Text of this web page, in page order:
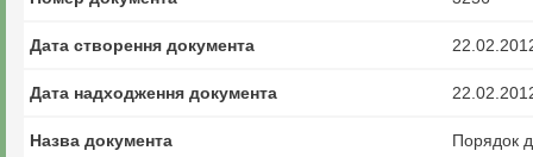
Дата створення документа
Дата надходження документа
Назва документа Порядок